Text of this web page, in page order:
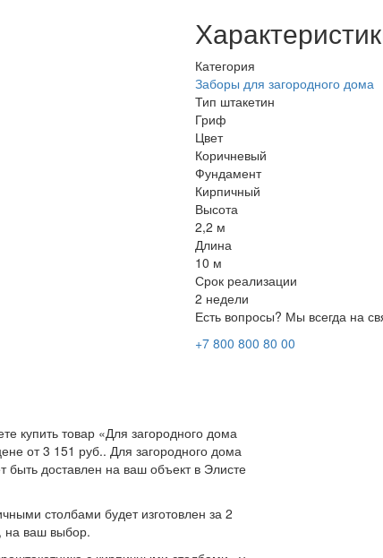
Категория
Заборы для загородного дома
Тип штакетин
Гриф
Цвет
Коричневый
Фундамент
Кирпичный
Высота
2,2 м
Длина
10 м
Срок реализации
2 недели
Есть вопросы? Мы всегда на
+7 800 800 80 00
купить товар «Для загородного дома
от 3 151 руб.. Для загородного дома
быть доставлен на ваш объект в Элисте
столбами будет изготовлен за 2
на ваш выбор.